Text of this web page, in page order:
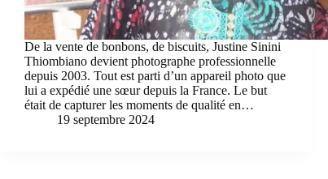
De la vente de bonbons, de biscuits, Justine Sinini
Thiombiano devient photographe professionnelle
depuis 2003. Tout est parti d’un appareil photo que
lui a expédié une sœur depuis la France. Le but
était de capturer les moments de qualité en…
19 septembre 2024